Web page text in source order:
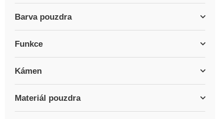
Barva pouzdra
Funkce
Kámen
Materiál pouzdra